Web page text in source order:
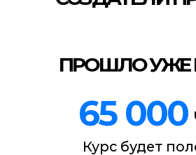
предпринимателям, блогерам
Вы сможете самостоятельно
без посредников и слива бюджета